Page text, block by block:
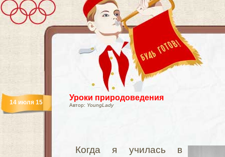
Уроки природоведения
Автор: YoungLady
14 июля 15
Когда я училась в